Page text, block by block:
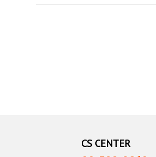
CS CENTER